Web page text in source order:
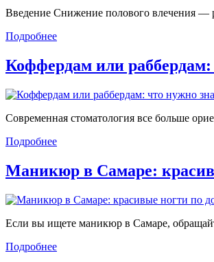
Введение Снижение полового влечения —
Подробнее
Коффердам или
Современная стоматология все больше
Подробнее
Маникюр в Самаре:
Если вы ищете маникюр в Самаре,
Подробнее